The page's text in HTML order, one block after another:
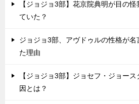
【ジョジョ3部】花京院典明が目の
ていた？
ジョジョ3部、アヴドゥルの性格が名
た理由
【ジョジョ3部】ジョセフ・ジョー
因とは？